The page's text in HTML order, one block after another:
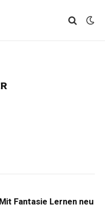
Mit Fantasie Lernen neu